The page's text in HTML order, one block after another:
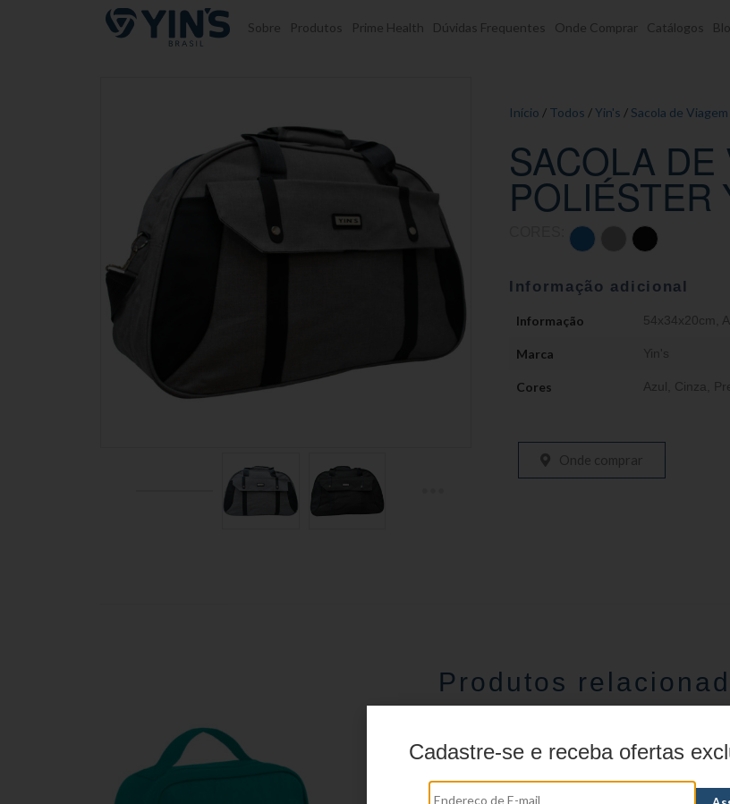
Pular para o conteúdo Sobre Produtos Prime Health Dúvidas Frequentes Onde Comprar Catálogos
Início / Todos /Yin's / Sacola de Viagem
SACOLA
POLIÉSTER
Informação adicional
Informação 54x34x20cm
Marca Yin's
Cores Azul Cinza
Onde comprar
Produtos
Cadastre-se e receba ofertas